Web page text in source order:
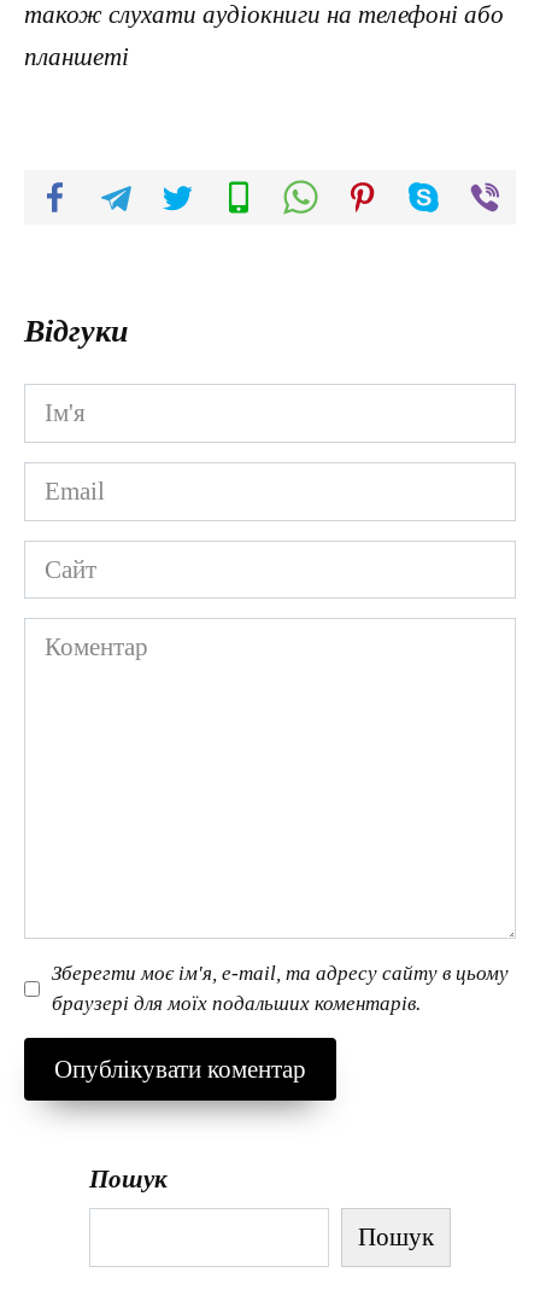
також слухати аудіокниги на телефоні або
планшеті
Відгуки
Ім'я
*
Email
*
Сайт
Коментар
Зберегти моє ім'я, e-mail, та адресу сайту в цьому
браузері для моїх подальших коментарів.
Пошук
Пошук